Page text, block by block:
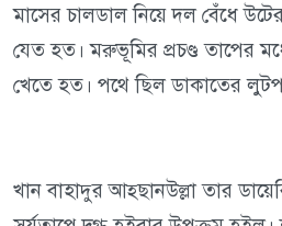
মাসের চালডাল নিয়ে দল বেঁধে
যেত হত। মরুভূমির প্রচণ্ড তাপের
খেতে হত। পথে ছিল ডাকাতের
খান বাহাদুর আহ্ছানউল্লা তার